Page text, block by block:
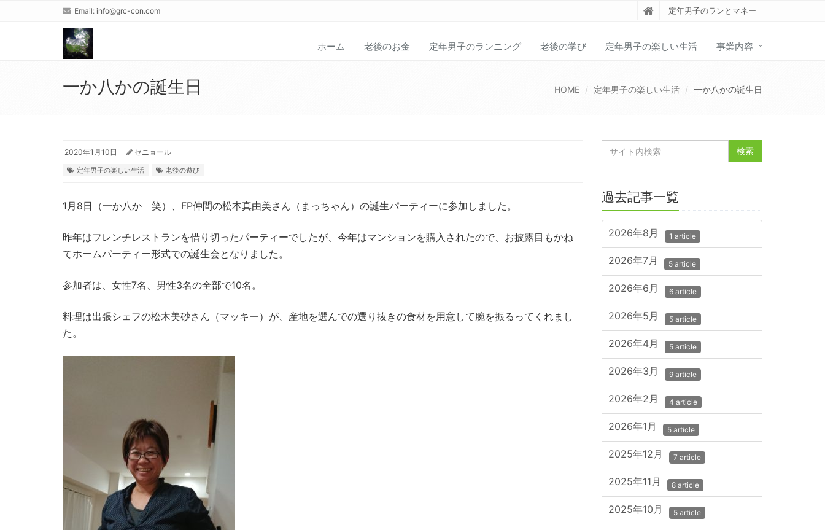
Email: info@grc-con.com 定年男子のランとマネー
ホーム 老後のお金 定年男子のランニング 老後の学び 定年男子の楽しい生活 事業内容
一か八かの誕生日 HOME 定年男子の楽しい生活 一か八かの誕生日
2020年1月10日 セニョール
定年男子の楽しい生活 老後の遊び
1月8日（一か八か 笑）、FP仲間の松本真由美さん（まっちゃん）の誕生パーティーに参加しました。
昨年はフレンチレストランを借り切ったパーティーでしたが、今年はマンションを購入されたので、お披露目もかね
てホームパーティー形式での誕生会となりました。
参加者は、女性7名、男性3名の全部で10名。
料理は出張シェフの松木美砂さん（マッキー）が、産地を選んでの選り抜きの食材を用意して腕を振るってくれまし
た。
過去記事一覧
2026年8月 1 article
2026年7月 5 article
2026年6月 6 article
2026年5月 5 article
2026年4月 5 article
2026年3月 9 article
2026年2月 4 article
2026年1月 5 article
2025年12月 7 article
2025年11月 8 article
2025年10月 5 article